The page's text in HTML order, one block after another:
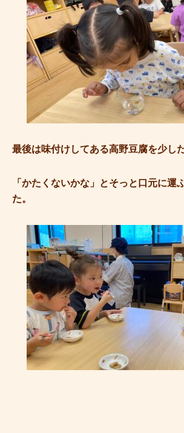
最後は味付けしてある高野豆腐を少し
「かたくないかな」とそっと口元に運
た。